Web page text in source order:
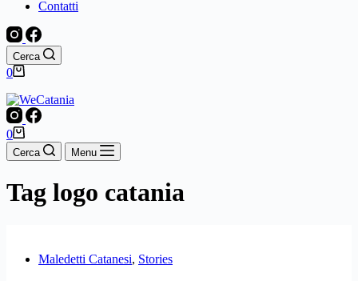
Contatti
Cerca
Carrello
0
Carrello
0
Cerca Menu
Tag logo catania
Maledetti Catanesi, Stories